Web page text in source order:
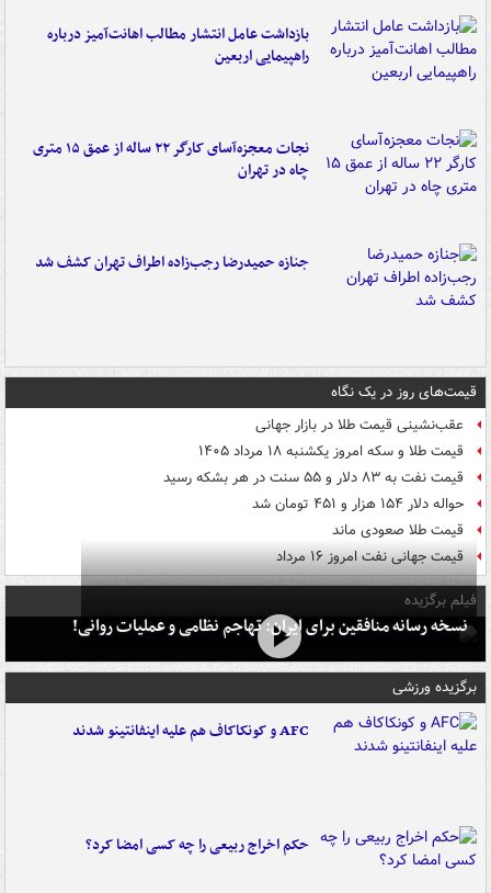
بازداشت عامل انتشار مطالب اهانت‌آمیز درباره
راهپیمایی اربعین
نجات معجزه‌آسای کارگر ۲۲ ساله از عمق ۱۵ متری
چاه در تهران
جنازه حمیدرضا رجب‌زاده اطراف تهران کشف شد
قیمت‌های روز در یک نگاه
عقب‌نشینی قیمت طلا در بازار جهانی
قیمت طلا و سکه امروز یکشنبه ۱۸ مرداد ۱۴۰۵
قیمت نفت به ۸۳ دلار و ۵۵ سنت در هر بشکه رسید
حواله دلار ۱۵۴ هزار و ۴۵۱ تومان شد
قیمت طلا صعودی ماند
قیمت جهانی نفت امروز ۱۶ مرداد
فیلم برگزیده
نسخه رسانه منافقین برای ایران: تهاجم نظامی و عملیات روانی!
برگزیده ورزشی
AFC و کونکاکاف هم علیه اینفانتینو شدند
حکم اخراج ربیعی را چه کسی امضا کرد؟